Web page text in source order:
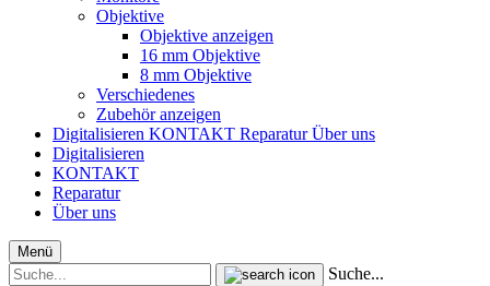
Objektive
Objektive anzeigen
16 mm Objektive
8 mm Objektive
Verschiedenes
Zubehör anzeigen
Digitalisieren KONTAKT ReparaturÜber uns
Digitalisieren
KONTAKT
Reparatur
Über uns
Menü
Suche...